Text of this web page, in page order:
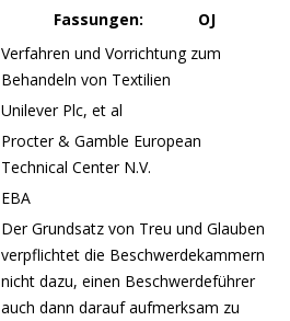
Fassungen:
OJ
Verfahren und Vorrichtung zum
Behandeln von Textilien
Unilever Plc, et al
Procter & Gamble European
Technical Center N.V.
EBA
Der Grundsatz von Treu und Glauben
verpflichtet die Beschwerdekammern
nicht dazu, einen Beschwerdeführer
auch dann darauf aufmerksam zu